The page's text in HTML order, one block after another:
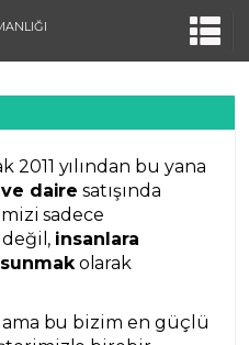
2011 yılından bu yana
daire satışında
sadece
insanlara
olarak
bu bizim en güçlü